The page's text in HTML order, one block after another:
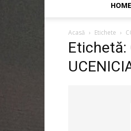
HOME
Acasă Etichete
Etichetă: